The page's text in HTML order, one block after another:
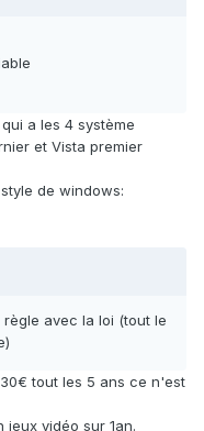
a les 4 système
et Vista premier
de windows:
avec la loi (tout le
tout les 5 ans ce n'est
vidéo sur 1an.